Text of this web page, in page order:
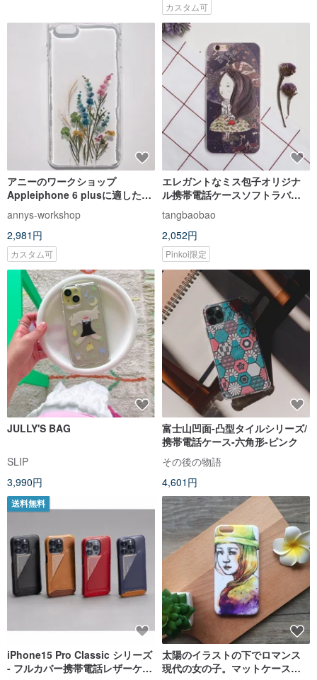
カスタム可
アニーのワークショップ
Appleiphone 6 plusに適した手
作りのエンボス加工された携帯
電話保護ケース、エレガントな
スケッチ（2）
annys-workshop
2,981円
カスタム可
エレガントなミス包子オリジナ
ル携帯電話ケースソフトラバー
オールインクルーシブアップル
プロテクションケース/
iPhone6（plus）/
Iphone7（plus）
tangbaobao
2,052円
Pinkoi限定
JULLY'S BAG
SLIP
3,990円
富士山凹面-凸型タイルシリーズ/
携帯電話ケース-六角形-ピンク
その後の物語
4,601円
送料無料
iPhone15 Pro Classic シリーズ
- フルカバー携帯電話レザーケー
太陽のイラストの下でロマンス
現代の女の子。マットケース